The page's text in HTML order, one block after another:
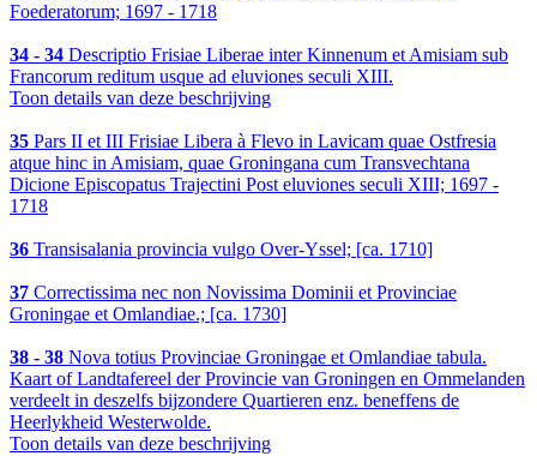
Foederatorum; 1697 - 1718
34 - 34 Descriptio Frisiae Liberae inter Kinnenum et Amisiam sub
Francorum reditum usque ad eluviones seculi XIII.
Toon details van deze beschrijving
35 Pars II et III Frisiae Libera à Flevo in Lavicam quae Ostfresia
atque hinc in Amisiam, quae Groningana cum Transvechtana
Dicione Episcopatus Trajectini Post eluviones seculi XIII; 1697 -
1718
36 Transisalania provincia vulgo Over-Yssel; [ca. 1710]
37 Correctissima nec non Novissima Dominii et Provinciae
Groningae et Omlandiae.; [ca. 1730]
38 - 38 Nova totius Provinciae Groningae et Omlandiae tabula.
Kaart of Landtafereel der Provincie van Groningen en Ommelanden
verdeelt in deszelfs bijzondere Quartieren enz. beneffens de
Heerlykheid Westerwolde.
Toon details van deze beschrijving